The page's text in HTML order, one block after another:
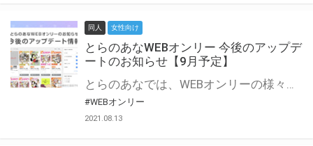
同人 女性向け
とらのあなWEBオンリー 今後のアップデ
ートのお知らせ【9月予定】
とらのあなでは、WEBオンリーの様々な支援を実施しています。 今回は2021年9月に実装を予定しているアップデート情報についてご紹介いたします。 とらのあなWEBオンリーサイトはこちら
#WEBオンリー
2021.08.13